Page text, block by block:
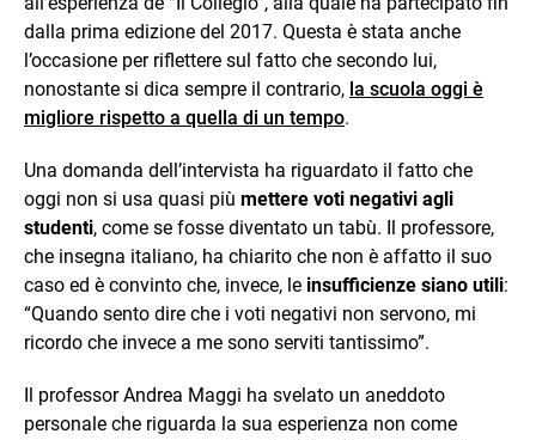
dalla prima edizione del 2017. Questa è stata anche
l’occasione per riflettere sul fatto che secondo lui,
nonostante si dica sempre il contrario, la scuola oggi è
migliore rispetto a quella di un tempo.
Una domanda dell’intervista ha riguardato il fatto che
oggi non si usa quasi più mettere voti negativi agli
studenti, come se fosse diventato un tabù. Il professore,
che insegna italiano, ha chiarito che non è affatto il suo
caso ed è convinto che, invece, le insufficienze siano utili:
“Quando sento dire che i voti negativi non servono, mi
ricordo che invece a me sono serviti tantissimo”.
Il professor Andrea Maggi ha svelato un aneddoto
personale che riguarda la sua esperienza non come